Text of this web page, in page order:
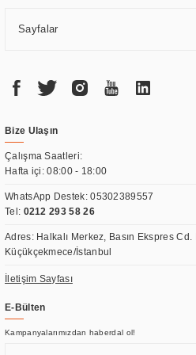
Sayfalar
Bize Ulaşın
Çalışma Saatleri:
Hafta içi: 08:00 - 18:00
WhatsApp Destek:05302389557
Tel: 0212 293 58 26
Adres: Halkalı Merkez, Basın Ekspres
Küçükçekmece/İstanbul
İletişim Sayfası
E-Bülten
Kampanyalarımızdan haberdal ol!